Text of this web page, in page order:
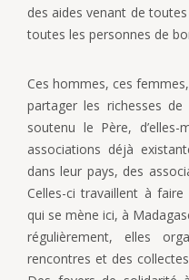
des aides venant de
toutes les personnes de
Ces hommes, ces
partager les richesses
soutenu le Père,
associations déjà
dans leur pays, des
Celles-ci travaillent à
qui se mène ici, à
régulièrement, elles
rencontres et des